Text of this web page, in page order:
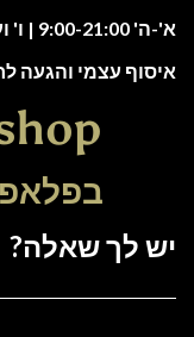
א'-ה' 9:00-21:00 | ו' וערבי חג 9:00-13:00
איסוף עצמי והגעה
בפלאפון: 051-
יש לך שאלה?